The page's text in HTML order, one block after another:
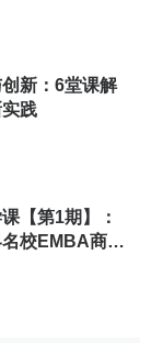
技术含量高、
发挥重要作
高新技术改造
的直接促进、
新：6堂课解
践
【第1期】：
校EMBA商学